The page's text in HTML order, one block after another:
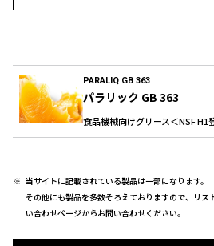
PARALIQ GB 363
パラリック GB 363
食品機械向けグリース＜NSF H1
当サイトに記載されている製品は一部になります。
その他にも製品を多数そろえておりますので、リ
い合わせページからお問い合わせください。